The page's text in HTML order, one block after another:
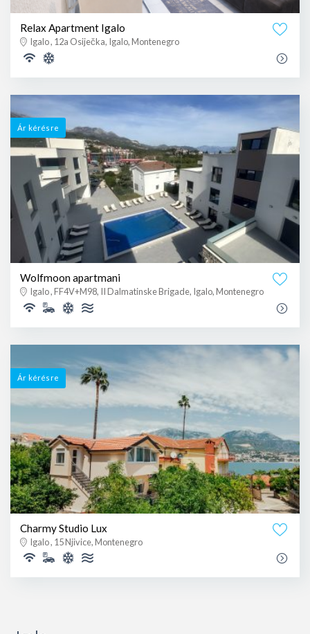
Relax Apartment Igalo
Igalo , 12a Osiječka, Igalo, Montenegro
Ár kérésre
Wolfmoon apartmani
Igalo , FF4V+M98, II Dalmatinske Brigade, Igalo, Montenegro
Ár kérésre
Charmy Studio Lux
Igalo , 15 Njivice, Montenegro